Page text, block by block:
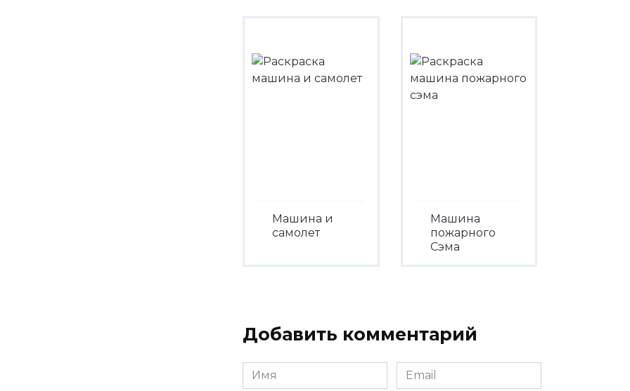
Машина и
самолет
Машина
пожарного
Сэма
Добавить комментарий
Имя
*
Email
*